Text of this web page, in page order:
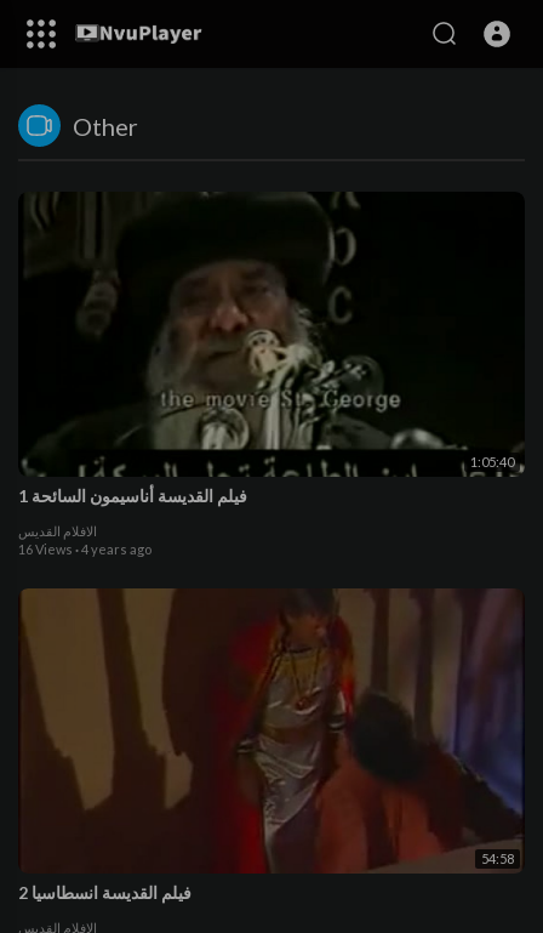
Other
1:05:40
فيلم القديسة أناسيمون السائحة 1
الافلام القديس
16 Views ·4 years ago
54:58
فيلم القديسة انسطاسيا 2
الافلام القديس